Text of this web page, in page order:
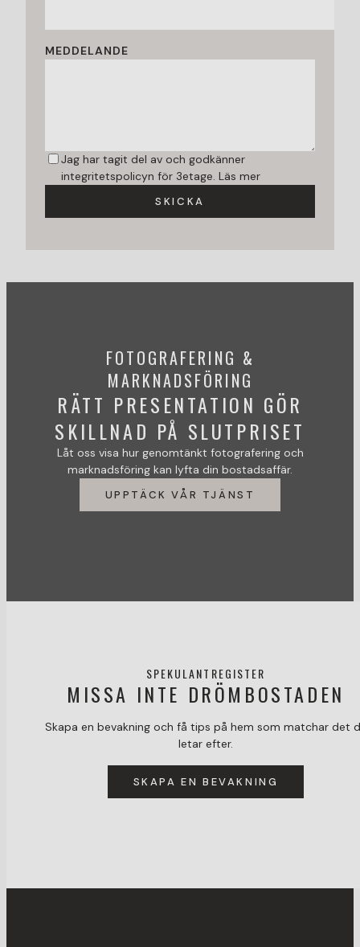
MEDDELANDE
Jag har tagit del av och godkänner
integritetspolicyn för 3etage. Läs mer
SKICKA
FOTOGRAFERING &
MARKNADSFÖRING
RÄTT PRESENTATION GÖR
SKILLNAD PÅ SLUTPRISET
Låt oss visa hur genomtänkt fotografering och
marknadsföring kan lyfta din bostadsaffär.
UPPTÄCK VÅR TJÄNST
SPEKULANTREGISTER
MISSA INTE DRÖMBOSTADEN
Skapa en bevakning och få tips på hem som matchar det
letar efter.
SKAPA EN BEVAKNING